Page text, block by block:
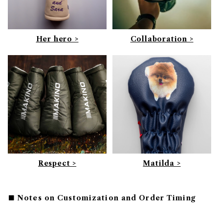
Her hero > Collaboration >
Respect > Matilda >
Notes on Customization and Order Timing